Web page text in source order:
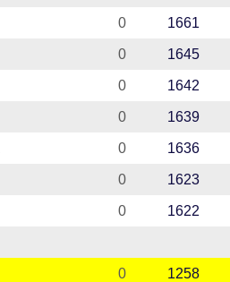
0 1661
0 1645
0 1642
0 1639
0 1636
0 1623
0 1622
0 1258